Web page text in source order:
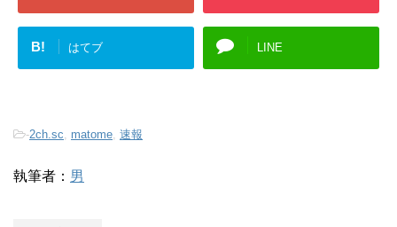
B! はてブ LINE
-2ch.sc matome 速報
執筆者： 男